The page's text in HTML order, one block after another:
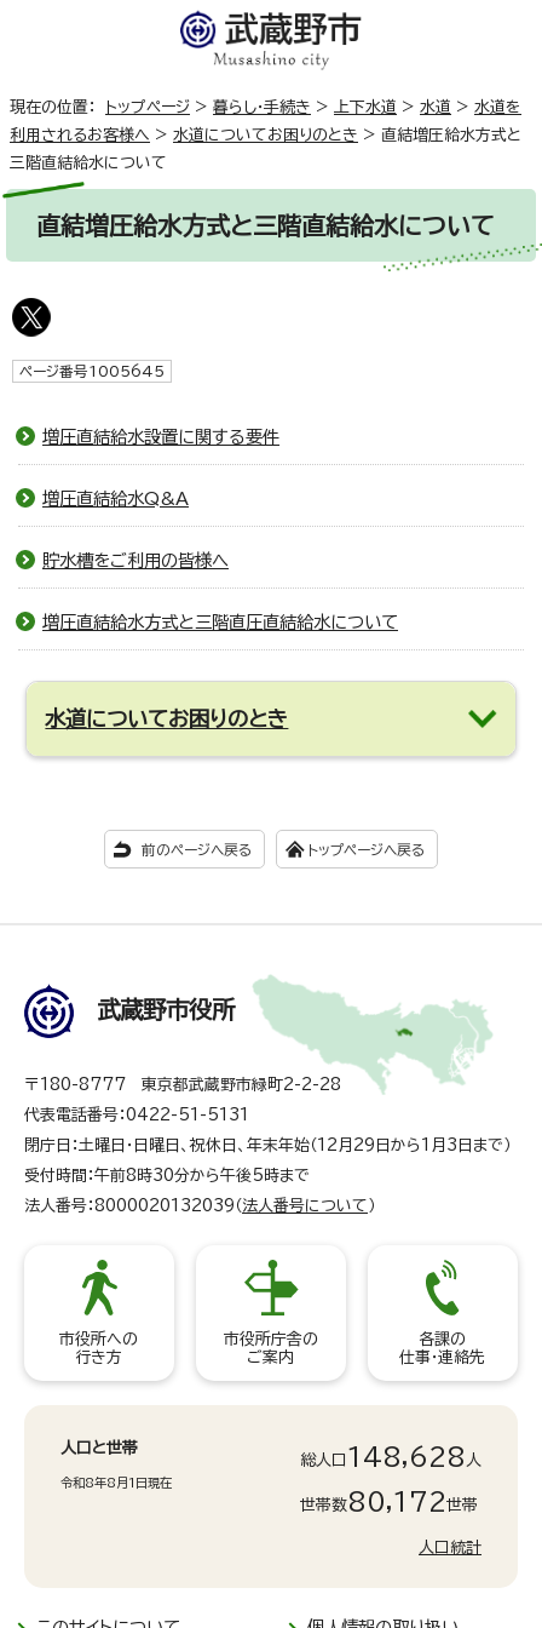
現在の位置： トップページ > 暮らし・手続き > 上下水道 > 水道 > 水道を
利用されるお客様へ > 水道についてお困りのとき > 直結増圧給水方式と
三階直結給水について
直結増圧給水方式と三階直結給水について
ページ番号1005645
増圧直結給水設置に関する要件
増圧直結給水Q&A
貯水槽をご利用の皆様へ
増圧直結給水方式と三階直圧直結給水について
水道についてお困りのとき
前のページへ戻る トップページへ戻る
武蔵野市役所
〒180-8777 東京都武蔵野市緑町2-2-28
代表電話番号：0422-51-5131
閉庁日：土曜日・日曜日、祝休日、年末年始（12月29日から1月3日まで）
受付時間：午前8時30分から午後5時まで
法人番号：8000020132039（ 法人番号について ）
市役所への
行き方
市役所庁舎の
ご案内
各課の
仕事・連絡先
人口と世帯
令和8年8月1日現在
総人口 148,628 人
世帯数80,172世帯
人口統計